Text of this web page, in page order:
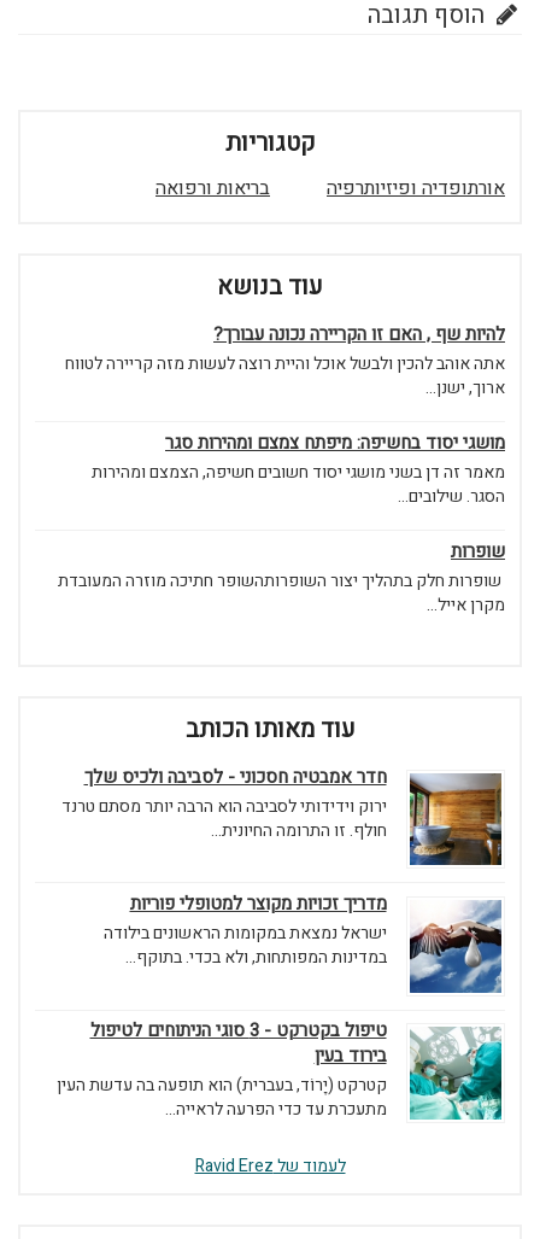
הוסף תגובה
קטגוריות
אורתופדיה ופיזיותרפיה בריאות ורפואה
עוד בנושא
להיות שף , האם זו הקריירה נכונה עבורך?
אתה אוהב להכין ולבשל אוכל והיית רוצה לעשות מזה קריירה לטווח
ארוך, ישנן...
מושגי יסוד בחשיפה: מיפתח צמצם ומהירות סגר
מאמר זה דן בשני מושגי יסוד חשובים חשיפה, הצמצם ומהירות
הסגר. שילובים...
שופרות
שופרות חלק בתהליך יצור השופרותהשופר חתיכה מוזרה המעובדת
מקרן אייל...
עוד מאותו הכותב
חדר אמבטיה חסכוני - לסביבה ולכיס שלך
ירוק וידידותי לסביבה הוא הרבה יותר מסתם טרנד
חולף. זו התרומה החיונית...
מדריך זכויות מקוצר למטופלי פוריות
ישראל נמצאת במקומות הראשונים בילודה
במדינות המפותחות, ולא בכדי. בתוקף...
טיפול בקטרקט - 3 סוגי הניתוחים לטיפול
בירוד בעין
קטרקט (יָרוֹד, בעברית) הוא תופעה בה עדשת העין
מתעכרת עד כדי הפרעה לראייה...
לעמוד של Ravid Erez